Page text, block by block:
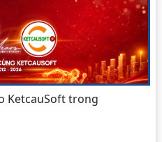
KetcauSoft trong